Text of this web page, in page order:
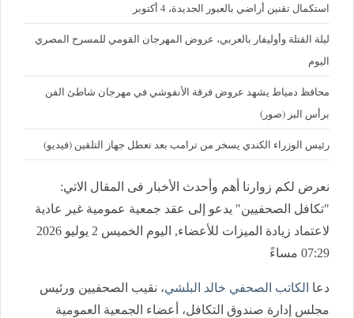
استكمال تقنين أراضي بالعبور الجديدة، 4 أكتوبر
ليلة القتلة وأوليفار بالعربي، عروض المهرجان القومي للمسرح المصري
اليوم
محافظ دمياط يشهد عروض فرقة الأنفوشي في مهرجان شاطئ الفن
برأس البر (صور)
رئيس الوزراء الكندي يسخر من ترامب بعد تعطل جهاز التلقين (فيديو)
نعرض لكم زوارنا أهم وأحدث الأخبار فى المقال الاتي:
"تكافل الصحفيين" يدعو إلى عقد جمعية عمومية غير عادية
لاعتماد زيادة الميزات للأعضاء, اليوم الخميس 2 يوليو 2026
07:29 مساءً
دعا الكاتب الصحفي خالد البلشي، نقيب الصحفيين ورئيس
مجلس إدارة صندوق التكافل، أعضاء الجمعية العمومية